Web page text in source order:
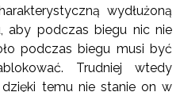
wydłużoną
aby podczas biegu nic nie
podczas biegu musi być
Trudniej wtedy
temu nie stanie on w